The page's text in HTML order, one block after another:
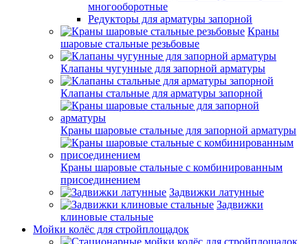
многооборотные
Редукторы для арматуры запорной
Краны
шаровые стальные резьбовые
Клапаны чугунные для запорной арматуры
Клапаны стальные для арматуры запорной
Краны шаровые стальные для запорной арматуры
Краны шаровые стальные с комбинированным
присоединением
Задвижки латунные
Задвижки
клиновые стальные
Мойки колёс для стройплощадок